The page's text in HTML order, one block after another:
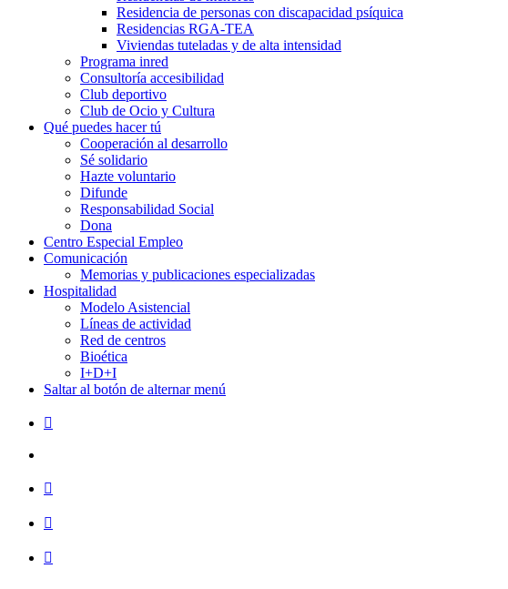
Residencia de personas con discapacidad psíquica
Residencias RGA-TEA
Viviendas tuteladas y de alta intensidad
Programa inred
Consultoría accesibilidad
Club deportivo
Club de Ocio y Cultura
Qué puedes hacer tú
Cooperación al desarrollo
Sé solidario
Hazte voluntario
Difunde
Responsabilidad Social
Dona
Centro Especial Empleo
Comunicación
Memorias y publicaciones especializadas
Hospitalidad
Modelo Asistencial
Líneas de actividad
Red de centros
Bioética
I+D+I
Saltar al botón de alternar menú